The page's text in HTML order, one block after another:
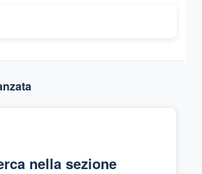
nella sezione